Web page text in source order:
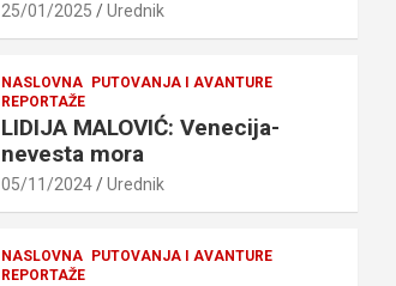
25/01/2025 Urednik
NASLOVNA
PUTOVANJA I AVANTURE
REPORTAŽE
LIDIJA MALOVIĆ: Venecija-
nevesta mora
05/11/2024 Urednik
NASLOVNA
PUTOVANJA I AVANTURE
REPORTAŽE